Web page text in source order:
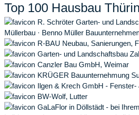
Top 100 Hausbau
R. Schröter Garten- und
Müllerbau · Benno Müller
R-BAU Neubau, Sanierungen,
Garten- und Landschaftsbau
Canzler Bau GmbH, Weimar
KRÜGER Bauunternehmung
Ilgen & Krech GmbH -
BW-Wolf, Lutter
GaLaFlor in Döllstädt - bei